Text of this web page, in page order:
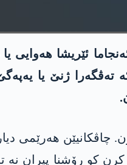
و چاپەمەنیێ یا یەپەژێ ب داخویانیەکێ راگھاند کو رۆشنا عەگید د 2
ژنێ یا
لێ جھ نەھاتە دیارکرن.
کو رۆشنا پیران نە